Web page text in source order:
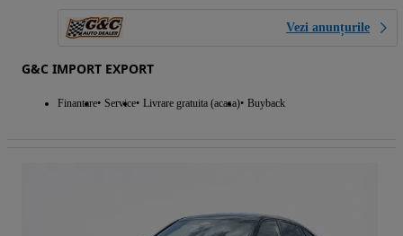
Vezi anunțurile
G&C IMPORT EXPORT
Finantare Service Livrare gratuita (acasa) Buyback